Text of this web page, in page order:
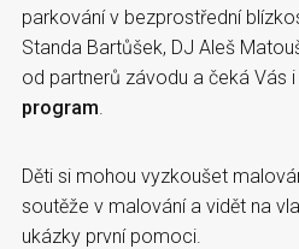
parkování v bezprostřední
Standa Bartůšek, DJ Aleš
od partnerů závodu a čeká Vás i
program
Děti si mohou vyzkoušet
soutěže v malování a vidět na
ukázky první pomoci.